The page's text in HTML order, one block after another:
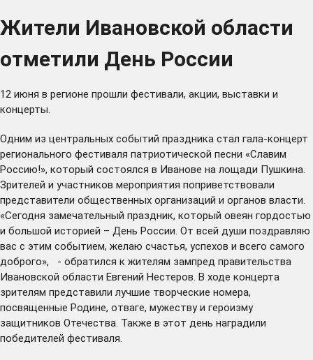
Жители Ивановской области
отметили День России
12 июня в регионе прошли фестивали, акции, выставки и
концерты.
Одним из центральных событий праздника стал гала-концерт
регионального фестиваля патриотической песни «Славим
Россию!», который состоялся в Иванове на лощади Пушкина.
Зрителей и участников мероприятия поприветствовали
представители общественных организаций и органов власти.
«Сегодня замечательный праздник, который овеян гордостью
и большой историей – День России. От всей души поздравляю
вас с этим событием, желаю счастья, успехов и всего самого
доброго», - обратился к жителям зампред правительства
Ивановской области Евгений Нестеров. В ходе концерта
зрителям представили лучшие творческие номера,
посвященные Родине, отваге, мужеству и героизму
защитников Отечества. Также в этот день наградили
победителей фестиваля.